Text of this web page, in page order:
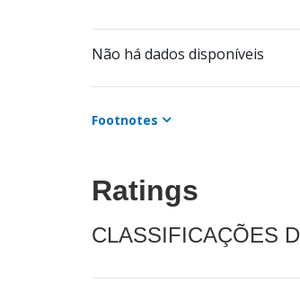
Não há dados disponíveis
Footnotes
Ratings
CLASSIFICAÇÕES